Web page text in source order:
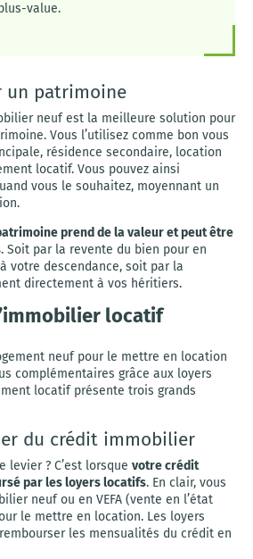
value.
un patrimoine
neuf est la meilleure solution pour
Vous l’utilisez comme bon vous
résidence secondaire, location
locatif. Vous pouvez ainsi
vous le souhaitez, moyennant un
prend de la valeur et peut être
. Soit par la revente du bien pour en
votre descendance, soit par la
directement à vos héritiers.
locatif
neuf pour le mettre en location
complémentaires grâce aux loyers
locatif présente trois grands
du crédit immobilier
levier ? C’est lorsque votre crédit
par les loyers locatifs. En clair, vous
neuf ou en VEFA (vente en l’état
le mettre en location. Les loyers
les mensualités du crédit en